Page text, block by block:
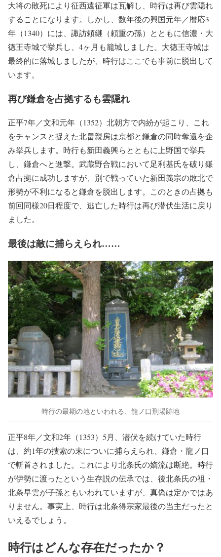
大将の敗死により征西遠征軍は瓦解し、時行は再び雲隠れ
することになります。しかし、数年後の興国元年／暦応3
年（1340）には、諏訪頼継（頼重の孫）とともに信濃・大
徳王寺城で挙兵し、4ヶ月も籠城しました。大徳王寺城は
最終的に落城しましたが、時行はここでも事前に脱出して
います。
再び鎌倉を占拠するも雲隠れ
正平7年／文和元年（1352）北朝方で内紛が起こり、これ
をチャンスと捉えた北畠親房は京都と鎌倉の同時奪還を企
み挙兵します。時行も新田義興らとともに上野国で挙兵
し、鎌倉へと進撃。武蔵野合戦において足利基氏を破り鎌
倉占拠に成功しますが、別で戦っていた新田義宗の敗北で
形勢が不利になると鎌倉を脱出します。このときの占拠も
前回同様20日程度で、逃亡した時行は再び潜伏生活に戻り
ました。
最後は敵に捕らえられ……
時行の最期の地といわれる、龍ノ口刑場跡地
正平8年／文和2年（1353）5月、潜伏を続けていた時行
は、約1年の捜索の末についに捕らえられ、鎌倉・龍ノ口
で斬首されました。これにより北条氏の嫡流は断絶。時行
が伊勢に渡ったという生存説の伝承では、後北条氏の祖・
北条早雲が子孫ともいわれていますが、真偽は定かではあ
りません。事実上、時行は北条得宗家最後の当主だったと
いえるでしょう。
時行はどんな存在だったか？